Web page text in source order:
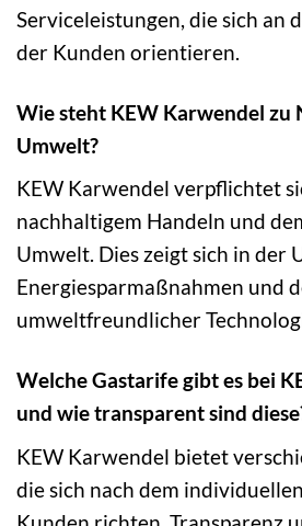
Serviceleistungen, die sich an
der Kunden orientieren.
Wie steht KEW Karwendel zu
Umwelt?
KEW Karwendel verpflichtet
nachhaltigem Handeln und
Umwelt. Dies zeigt sich in der
Energiesparmaßnahmen und
umweltfreundlicher
Welche Gastarife gibt es bei
und wie transparent sind
KEW Karwendel bietet
die sich nach dem